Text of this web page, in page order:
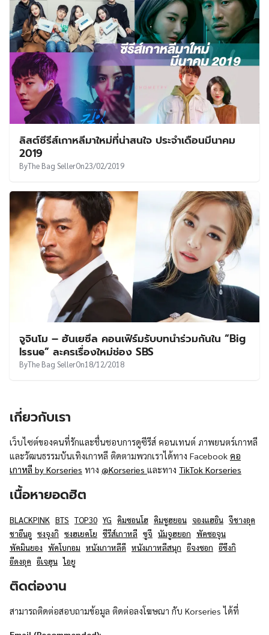
ลิสต์ซีรีส์เกาหลีมาใหม่ที่น่าสนใจ ประจำเดือนมีนาคม
2019
ByThe Bag SellerOn23/02/2019
จูจินโม – ฮันเยซึล คอนเฟิร์มรับบทนำร่วมกันใน “Big
Issue” ละครเรื่องใหม่ช่อง SBS
ByThe Bag SellerOn18/12/2018
เกี่ยวกับเรา
เว็บไซต์ของคนที่รักและชื่นชอบการดูซีรีส์ คอนเทนต์ ภาพยนตร์เกาหลี
และวัฒนธรรมบันเทิงเกาหลี ติดตามพวกเราได้ทาง Facebook คอ
เกาหลี by Korseries ทาง @Korseries และทาง TikTok Korseries
เนื้อหายอดฮิต
BLACKPINK BTS TOP30 YG คิมซอนโฮ คิมซูฮยอน จองแฮอิน จีชางอุค
ชาอึนอู ซงจุงกิ ซงฮเยคโย ซีรีส์เกาหลี ซูจี นัมจูฮยอก พัคซอจุน
พัคมินยอง พัคโบกอม หนังเกาหลีดี หนังเกาหลีสนุก อีจงซอก อีซึงกิ
อีดงอุค อีเจฮุน ไอยู
ติดต่องาน
สามารถติดต่อสอบถามข้อมูล ติดต่อลงโฆษณา กับ Korseries ได้ที่